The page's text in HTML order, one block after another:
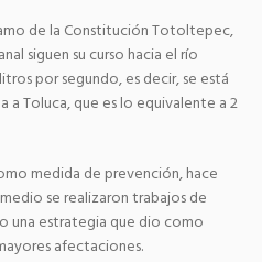
de la Constitución Totoltepec,
siguen su curso hacia el río
por segundo, es decir, se está
a Toluca, que es lo equivalente a 2
medida de prevención, hace
se realizaron trabajos de
una estrategia que dio como
afectaciones.